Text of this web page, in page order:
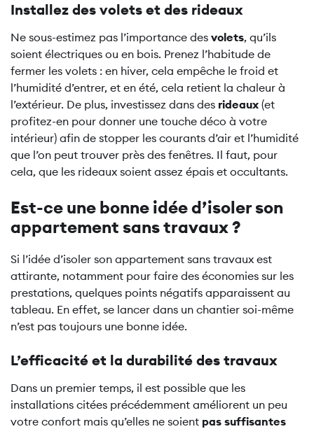
Installez des volets et des rideaux
Ne sous-estimez pas l’importance des volets, qu’ils
soient électriques ou en bois. Prenez l’habitude de
fermer les volets : en hiver, cela empêche le froid et
l’humidité d’entrer, et en été, cela retient la chaleur à
l’extérieur. De plus, investissez dans des rideaux (et
profitez-en pour donner une touche déco à votre
intérieur) afin de stopper les courants d’air et l’humidité
que l’on peut trouver près des fenêtres. Il faut, pour
cela, que les rideaux soient assez épais et occultants.
Est-ce une bonne idée d’isoler son
appartement sans travaux ?
Si l’idée d’isoler son appartement sans travaux est
attirante, notamment pour faire des économies sur les
prestations, quelques points négatifs apparaissent au
tableau. En effet, se lancer dans un chantier soi-même
n’est pas toujours une bonne idée.
L’efficacité et la durabilité des travaux
Dans un premier temps, il est possible que les
installations citées précédemment améliorent un peu
votre confort mais qu’elles ne soient pas suffisantes